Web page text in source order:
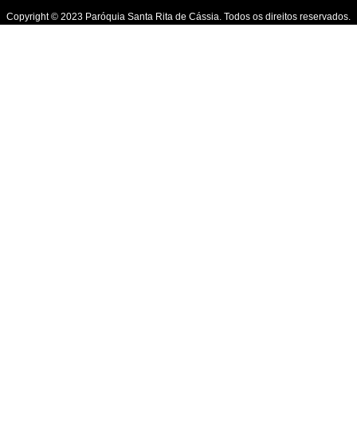
Copyright © 2023 Paróquia Santa Rita de Cássia. Todos os direitos reservados.